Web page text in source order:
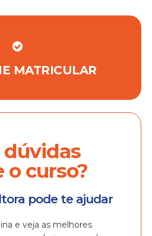
MATRICULAR
dúvidas
o curso?
pode te ajudar
e veja as melhores